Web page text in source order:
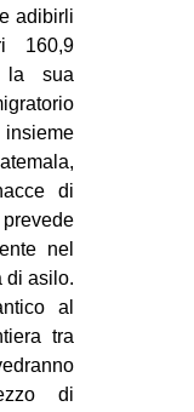
adibirli
160,9
la sua
di
nel
di asilo.
al
tra
di